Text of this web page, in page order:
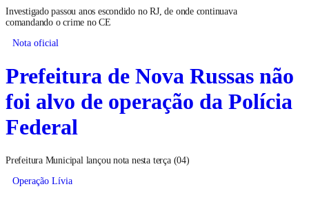
Investigado passou anos escondido no RJ, de onde continuava
comandando o crime no CE
Nota oficial
Prefeitura de Nova Russas não
foi alvo de operação da Polícia
Federal
Prefeitura Municipal lançou nota nesta terça (04)
Operação Lívia